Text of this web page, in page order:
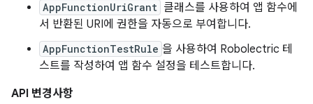
AppFunctionUriGrant 클래스를 사용하여 앱 함수에
서 반환된 URI에 권한을 자동으로 부여합니다.
AppFunctionTestRule 을 사용하여 Robolectric 테
스트를 작성하여 앱 함수 설정을 테스트합니다.
API 변경사항